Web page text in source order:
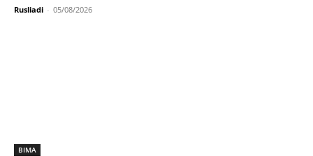
Rusliadi - 05/08/2026
BIMA